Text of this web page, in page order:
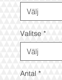
Valitse *
Antal *